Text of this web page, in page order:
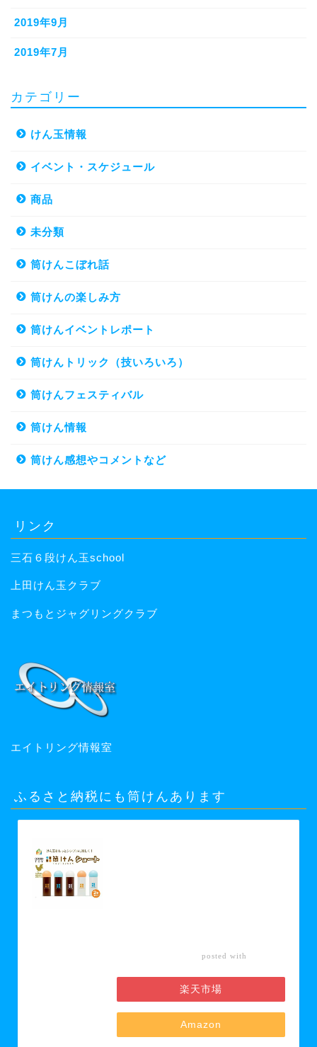
2019年9月
2019年7月
カテゴリー
けん玉情報
イベント・スケジュール
商品
未分類
筒けんこぼれ話
筒けんの楽しみ方
筒けんイベントレポート
筒けんトリック（技いろいろ）
筒けんフェスティバル
筒けん情報
筒けん感想やコメントなど
リンク
三石６段けん玉school
上田けん玉クラブ
まつもとジャグリングクラブ
エイトリング情報室
ふるさと納税にも筒けんあります
posted with
楽天市場
Amazon